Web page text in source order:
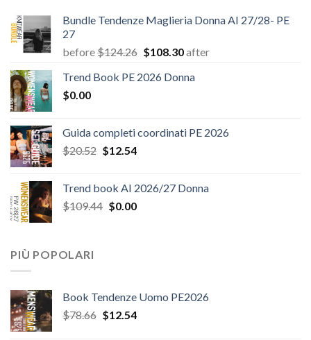
Bundle Tendenze Maglieria Donna AI 27/28- PE
27
before$124.26 Il
originale
$108.30Il
attuale
after
Trend Book PE 2026 Donna
$0.00
Guida completi coordinati PE 2026
$20.52 Il
era:
$20.52.
$12.54Il
è:
$12.54.
Trend book AI 2026/27 Donna
$109.44 Il
$0.00Il
PIÙ POPOLARI
Book Tendenze Uomo PE2026
$78.66 Il
$12.54Il